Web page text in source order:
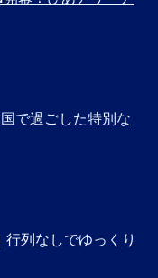
で過ごした特別な
列なしでゆっくり